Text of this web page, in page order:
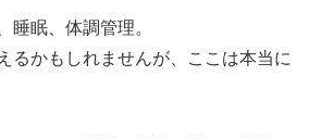
睡眠、体調管理。
るかもしれませんが、ここは本当に